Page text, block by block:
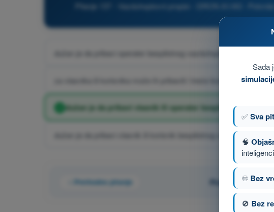
Pitanje 137 - Vazduhoplovni propisi - DRON A1/A3 -
dužan je da pribavi operater bespilotnog vazduhoplova;
za vlasnika ili korisnika može ih pribaviti i treće lice uz ovlašćenje;
dužan je da pribavi vlasnik ili operater bespilotnog
dužan je da pribavi vlasnik ili korisnik bespilotnog vazduhoplova;
Prethodno pitanje Pitanje 137 od
Sada
✅Sva
🧠
♾️ Bez
🚫 Bez